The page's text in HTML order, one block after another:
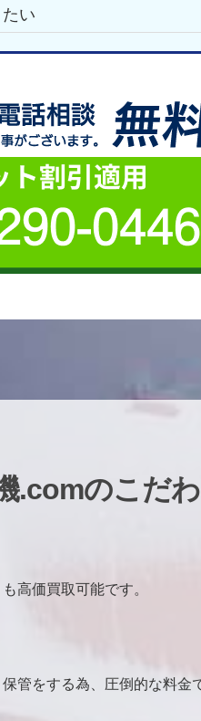
たい
.comのこだ
高価買取可能です。
管をする為、圧倒的な料金